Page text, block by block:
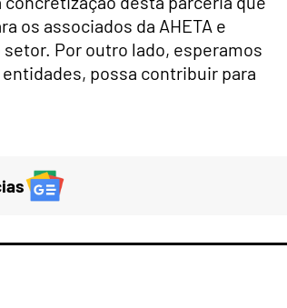
os associados da AHETA e
Por outro lado, esperamos
possa contribuir para